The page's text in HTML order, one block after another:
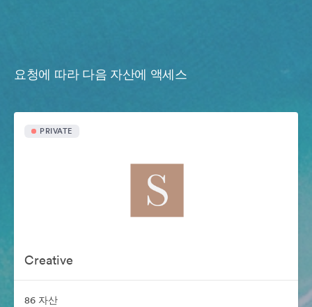
요청에 따라 다음 자산에 액세스
PRIVATE
Creative
86 자산